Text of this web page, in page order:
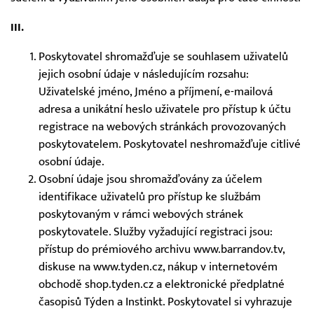
III.
Poskytovatel shromažďuje se souhlasem uživatelů
jejich osobní údaje v následujícím rozsahu:
Uživatelské jméno, Jméno a příjmení, e-mailová
adresa a unikátní heslo uživatele pro přístup k účtu
registrace na webových stránkách provozovaných
poskytovatelem. Poskytovatel neshromažďuje citlivé
osobní údaje.
Osobní údaje jsou shromažďovány za účelem
identifikace uživatelů pro přístup ke službám
poskytovaným v rámci webových stránek
poskytovatele. Služby vyžadující registraci jsou:
přístup do prémiového archivu www.barrandov.tv,
diskuse na www.tyden.cz, nákup v internetovém
obchodě shop.tyden.cz a elektronické předplatné
časopisů Týden a Instinkt. Poskytovatel si vyhrazuje